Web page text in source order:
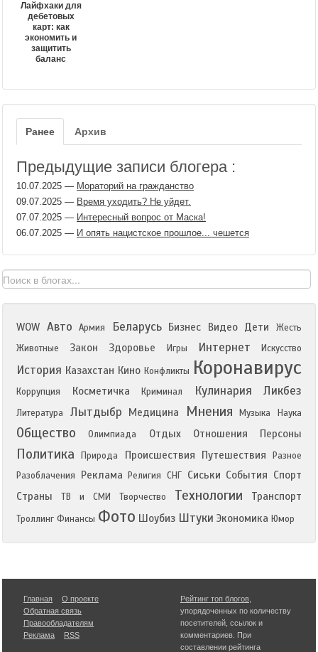
Лайфхаки для
дебетовых
карт: как
экономить и
защитить
баланс
Ранее Архив
Предыдущие записи блогера :
10.07.2025 — Мораторий на гражданство
09.07.2025 — Время уходить? Не уйдет.
07.07.2025 — Интересный вопрос от Маска!
06.07.2025 — И опять нацистское прошлое... чешется
WOW Авто Армия Беларусь Бизнес Видео Дети
Жесть
Животные
Закон Здоровье Игры Интернет Искусство
История Казахстан Кино Конфликты Коронавирус
Коррупция Косметичка Криминал Кулинария Ликбез
Литература Лытдыбр Медицина Мнения Музыка Наука
Общество Олимпиада Отдых Отношения Персоны
Политика Природа Происшествия Путешествия
Разное
Разоблачения
Реклама Религия СНГ Сиськи События Спорт
Страны
ТВ и СМИ Творчество Технологии Транспорт
Троллинг Финансы Фото Шоубиз Штуки Экономика Юмор
Главная
О проекте
Обратная связь
Правообладателям
Реклама
RSS
Рейтинг топ блогов
упорядоченных по количеству
посетителей, ссылок и
комментариев. При
составлении рейтинга